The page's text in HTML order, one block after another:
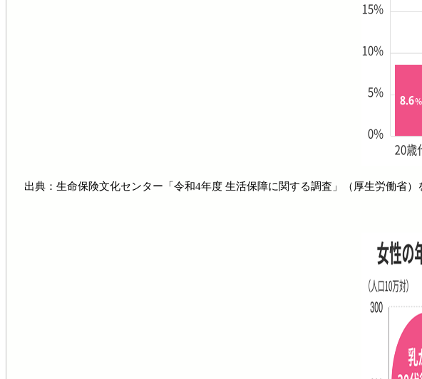
出典：生命保険文化センター「令和4年度 生活保障に関する調査」（厚生労働省）